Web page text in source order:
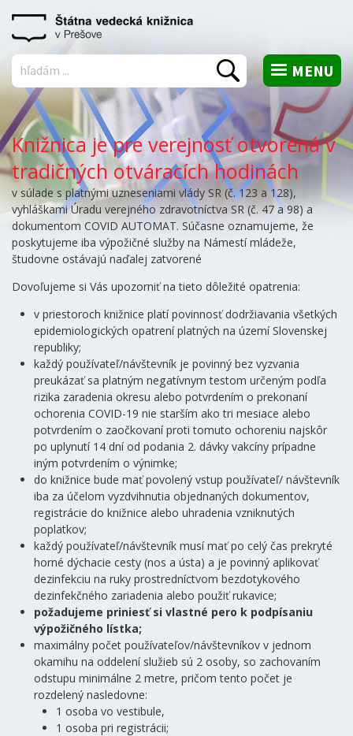
MENU
Vyhľadať
Knižnica je pre verejnosť otvorená v
tradičných otváracích hodinách
v súlade s platnými uzneseniami vlády SR (č. 123 a 128),
vyhláškami Úradu verejného zdravotníctva SR (č. 47 a 98) a
dokumentom COVID AUTOMAT. Súčasne oznamujeme, že
poskytujeme iba výpožičné služby na Námestí mládeže,
študovne ostávajú naďalej zatvorené
Dovoľujeme si Vás upozorniť na tieto dôležité opatrenia:
v priestoroch knižnice platí povinnosť dodržiavania všetkých
epidemiologických opatrení platných na území Slovenskej
republiky;
každý používateľ/návštevník je povinný bez vyzvania
preukázať sa platným negatívnym testom určeným podľa
rizika zaradenia okresu alebo potvrdením o prekonaní
ochorenia COVID-19 nie starším ako tri mesiace alebo
potvrdením o zaočkovaní proti tomuto ochoreniu najskôr
po uplynutí 14 dní od podania 2. dávky vakcíny prípadne
iným potvrdením o výnimke;
do knižnice bude mať povolený vstup používateľ/ návštevník
iba za účelom vyzdvihnutia objednaných dokumentov,
registrácie do knižnice alebo uhradenia vzniknutých
poplatkov;
každý používateľ/návštevník musí mať po celý čas prekryté
horné dýchacie cesty (nos a ústa) a je povinný aplikovať
dezinfekciu na ruky prostredníctvom bezdotykového
dezinfekčného zariadenia alebo použiť rukavice;
požadujeme priniesť si vlastné pero k podpísaniu
výpožičného lístka;
maximálny počet používateľov/návštevníkov v jednom
okamihu na oddelení služieb sú 2 osoby, so zachovaním
odstupu minimálne 2 metre, pričom tento počet je
rozdelený nasledovne:
1 osoba vo vestibule,
1 osoba pri registrácii;